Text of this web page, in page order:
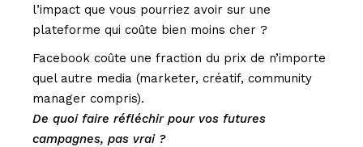
l’impact que vous pourriez avoir sur une
plateforme qui coûte bien moins cher ?
Facebook coûte une fraction du prix de n’importe
quel autre media (marketer, créatif, community
manager compris).
De quoi faire réfléchir pour vos futures
campagnes, pas vrai ?